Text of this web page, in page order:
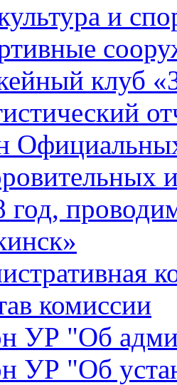
и
клуб
год,
комиссии
УР "Об
УР "Об